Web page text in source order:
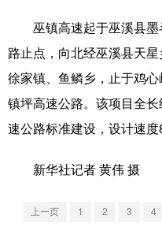
北京 天津
辽宁 吉林
山东 河南
巫镇高速起于巫溪县墨
路止点，向北经巫溪县天星
徐家镇、鱼鳞乡，止于鸡
镇坪高速公路。该项目全
速公路标准建设，设计速度
新华社记者 黄伟 摄
上一页 1 2 3 4